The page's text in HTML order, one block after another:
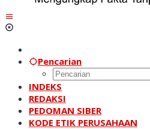
Pencarian
INDEKS
REDAKSI
PEDOMAN SIBER
KODE ETIK PERUSAHAAN